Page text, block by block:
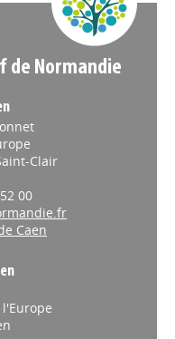
de Normandie
Clair
00
Caen